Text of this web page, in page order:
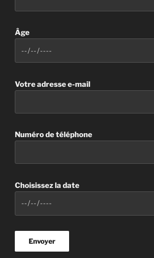
Âge
Votre adresse e-mail
Numéro de téléphone
Choisissez la date